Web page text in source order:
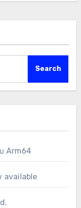
Search
Arm64
available